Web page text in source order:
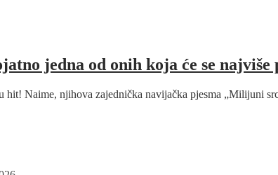
jedna od onih koja će se najviše
Naime, njihova zajednička navijačka pjesma „Milijuni